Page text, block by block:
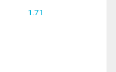
1.71